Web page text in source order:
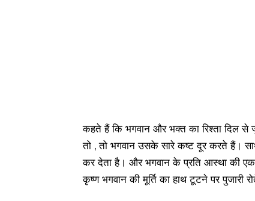
कहते हैं कि भगवान और भक्त का रिश्ता दिल से
तो , तो भगवान उसके सारे कष्ट दूर करते हैं।
कर देता है। और भगवान के प्रति आस्था की
कृष्ण भगवान की मूर्ति का हाथ टूटने पर पुजारी